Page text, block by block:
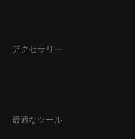
アクセサリー
最適なツール